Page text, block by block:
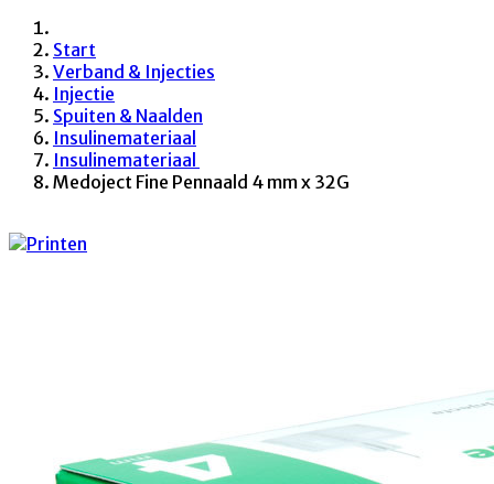
Start
Verband & Injecties
Injectie
Spuiten & Naalden
Insulinemateriaal
Insulinemateriaal
Medoject Fine Pennaald 4 mm x 32G